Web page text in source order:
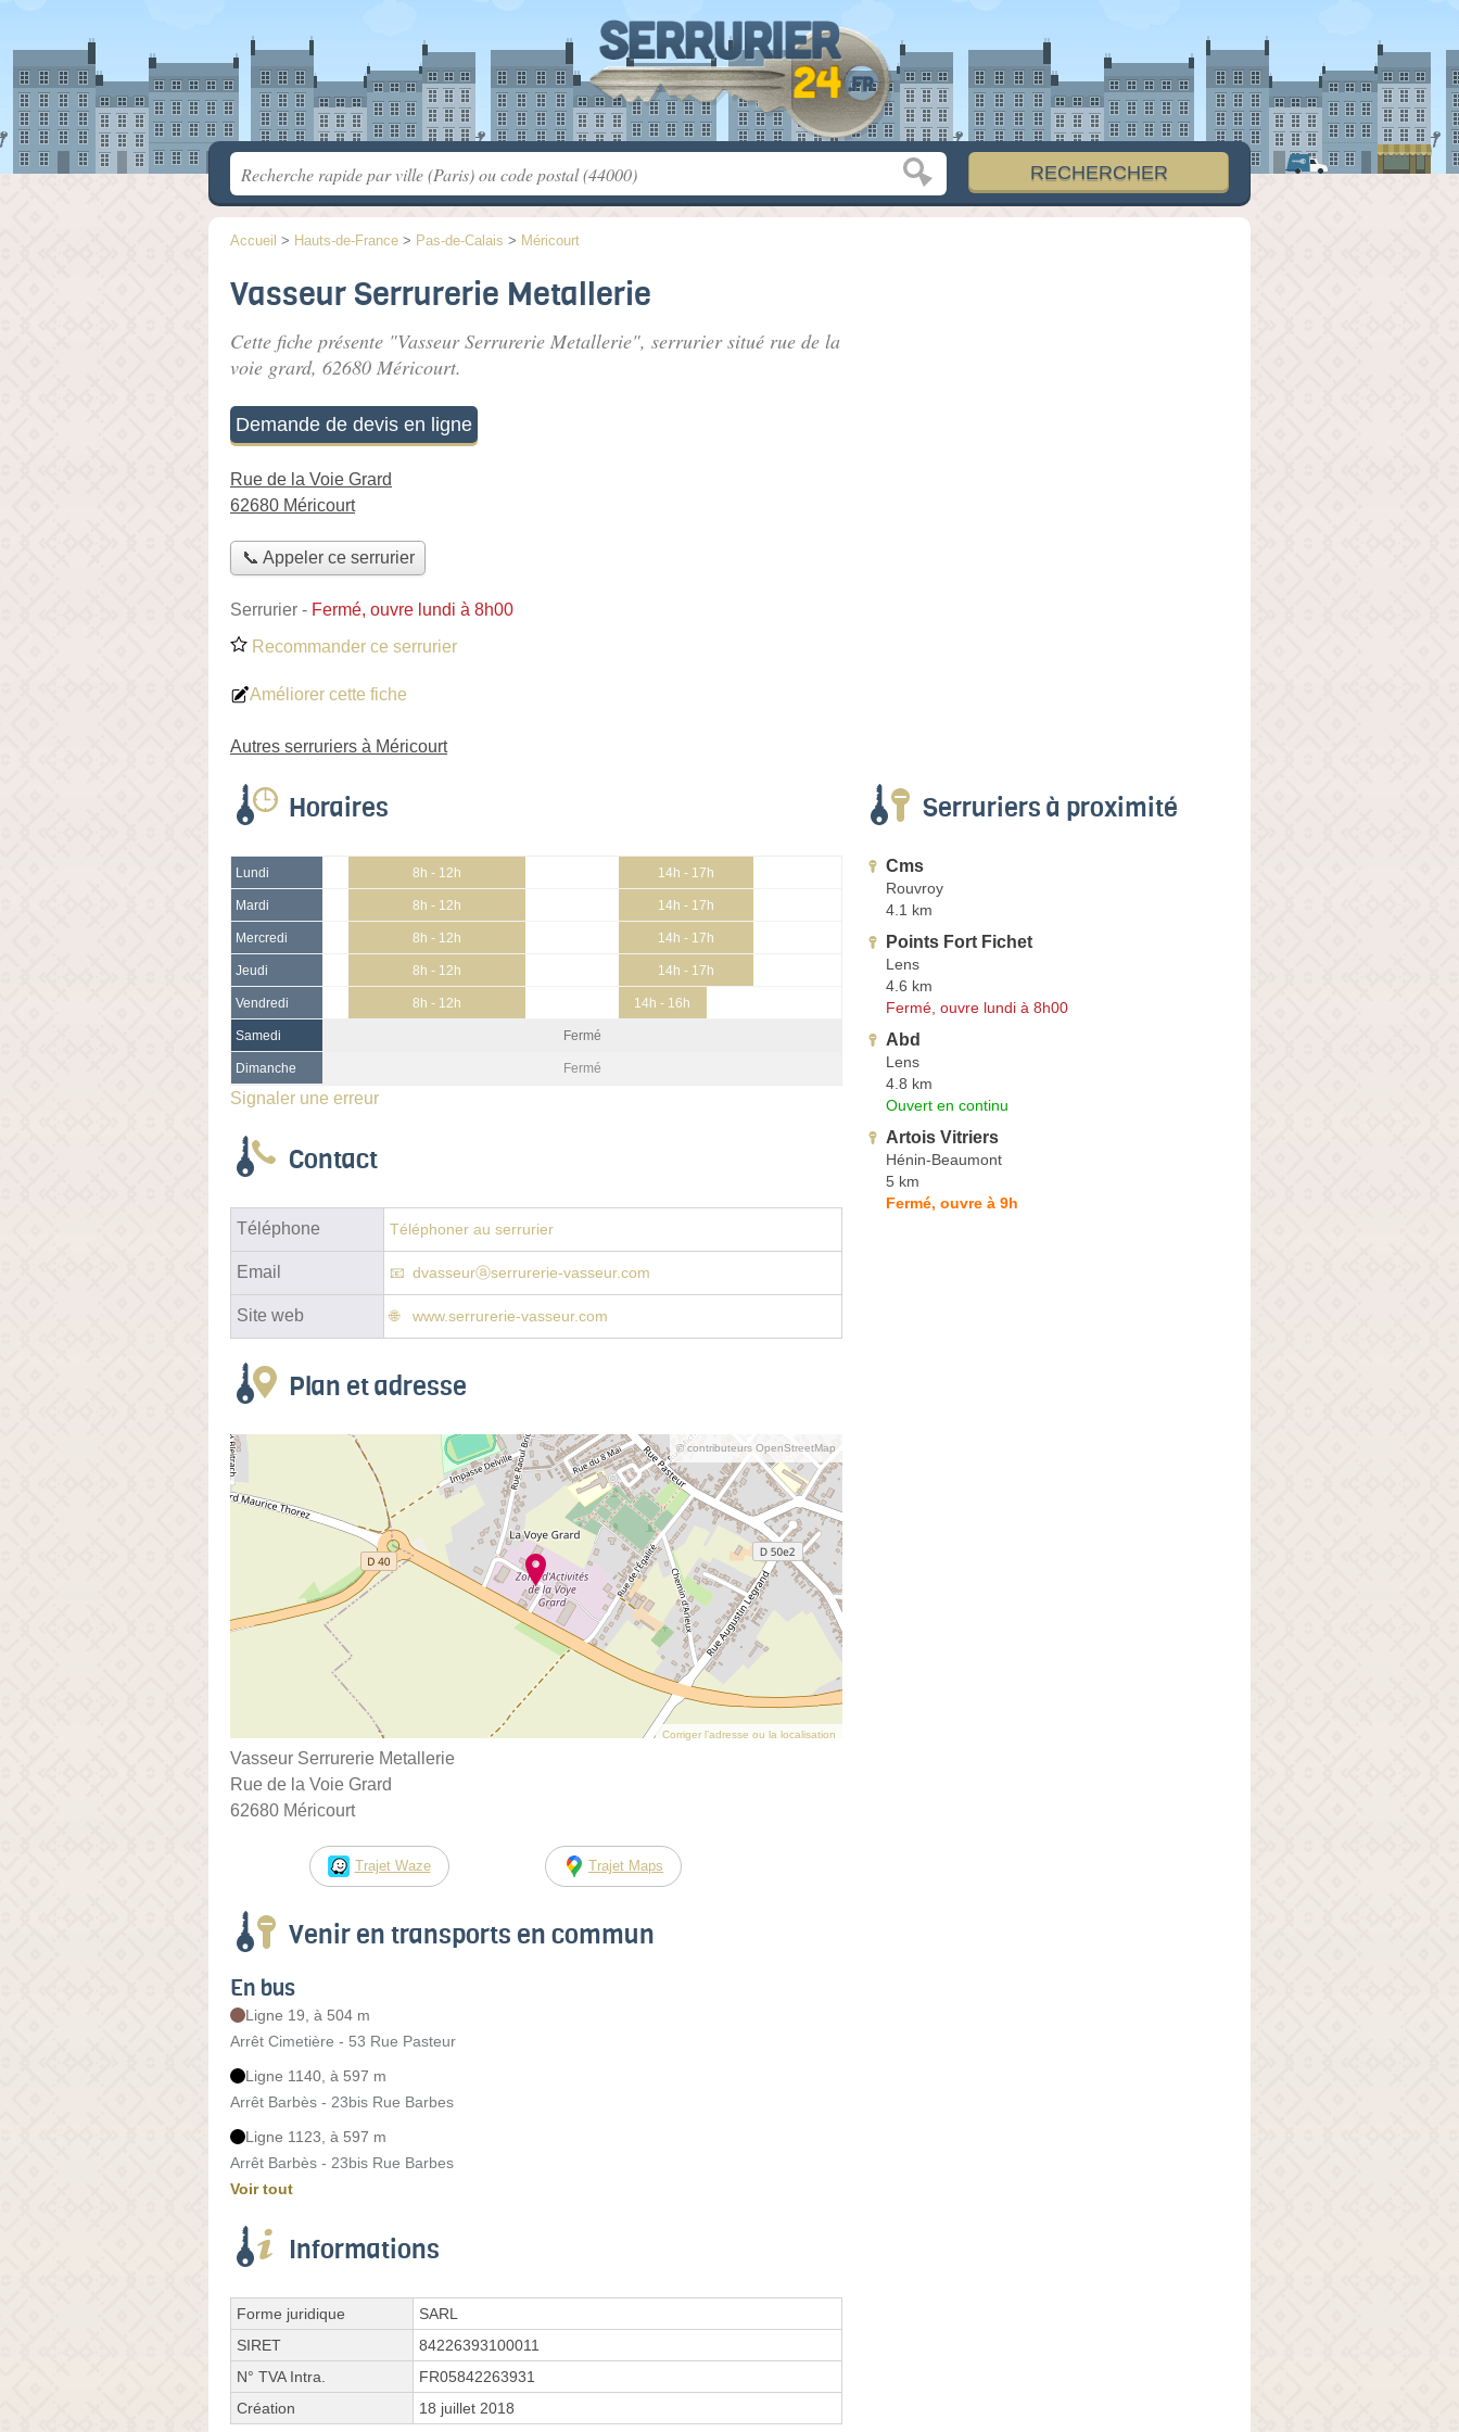
Accueil > Hauts-de-France > Pas-de-Calais > Méricourt
Vasseur Serrurerie Metallerie
Cette fiche présente "Vasseur Serrurerie Metallerie", serrurier situé rue de la
voie grard, 62680 Méricourt.
Demande de devis en ligne
Rue de la Voie Grard
62680 Méricourt
📞 Appeler ce serrurier
Serrurier - Fermé, ouvre lundi à 8h00
Recommander ce serrurier
Améliorer cette fiche
Autres serruriers à Méricourt
Horaires
Lundi 8h - 12h 14h - 17h
Mardi 8h - 12h 14h - 17h
Mercredi 8h - 12h 14h - 17h
Jeudi 8h - 12h 14h - 17h
Vendredi 8h - 12h 14h - 16h
Samedi Fermé
Dimanche Fermé
Signaler une erreur
Contact
Téléphone Téléphoner au serrurier
Email dvasseurⓐserrurerie-vasseur.com
Site web www.serrurerie-vasseur.com
Plan et adresse
© contributeurs OpenStreetMap
Corriger l’adresse ou la localisation
Vasseur Serrurerie Metallerie
Rue de la Voie Grard
62680 Méricourt
Trajet Waze Trajet Maps
Venir en transports en commun
En bus
Ligne 19, à 504 m
Arrêt Cimetière - 53 Rue Pasteur
Ligne 1140, à 597 m
Arrêt Barbès - 23bis Rue Barbes
Ligne 1123, à 597 m
Arrêt Barbès - 23bis Rue Barbes
Voir tout
Informations
Forme juridique
SARL
SIRET
84226393100011
N° TVA Intra.
FR05842263931
Création
18 juillet 2018
Serruriers à proximité
Cms
Rouvroy
4.1 km
Points Fort Fichet
Lens
4.6 km
Fermé, ouvre lundi à 8h00
Abd
Lens
4.8 km
Ouvert en continu
Artois Vitriers
Hénin-Beaumont
5 km
Fermé, ouvre à 9h